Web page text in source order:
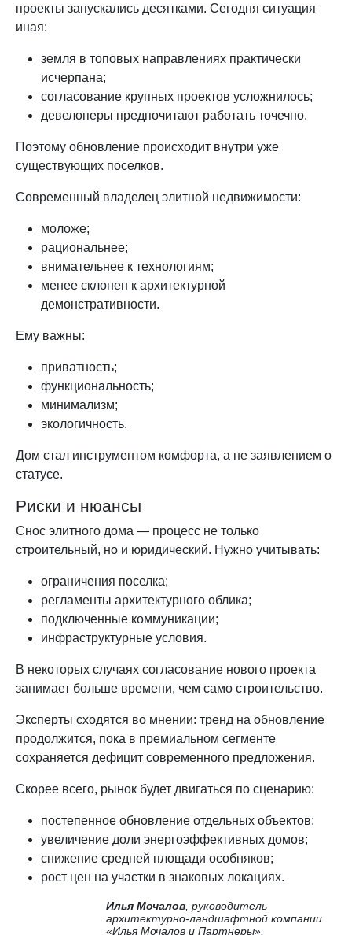
проекты запускались десятками. Сегодня ситуация
иная:
земля в топовых направлениях практически
исчерпана;
согласование крупных проектов усложнилось;
девелоперы предпочитают работать точечно.
Поэтому обновление происходит внутри уже
существующих поселков.
Современный владелец элитной недвижимости:
моложе;
рациональнее;
внимательнее к технологиям;
менее склонен к архитектурной
демонстративности.
Ему важны:
приватность;
функциональность;
минимализм;
экологичность.
Дом стал инструментом комфорта, а не заявлением о
статусе.
Риски и нюансы
Снос элитного дома — процесс не только
строительный, но и юридический. Нужно учитывать:
ограничения поселка;
регламенты архитектурного облика;
подключенные коммуникации;
инфраструктурные условия.
В некоторых случаях согласование нового проекта
занимает больше времени, чем само строительство.
Эксперты сходятся во мнении: тренд на обновление
продолжится, пока в премиальном сегменте
сохраняется дефицит современного предложения.
Скорее всего, рынок будет двигаться по сценарию:
постепенное обновление отдельных объектов;
увеличение доли энергоэффективных домов;
снижение средней площади особняков;
рост цен на участки в знаковых локациях.
Илья Мочалов , руководитель
архитектурно-ландшафтной компании
«Илья Мочалов и Партнеры»,